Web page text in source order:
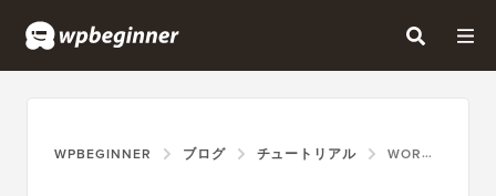
WPBEGINNER ブログ チュートリアル WORDPRESS サイトに CRM を追加して、より多くのリードを獲得する方法